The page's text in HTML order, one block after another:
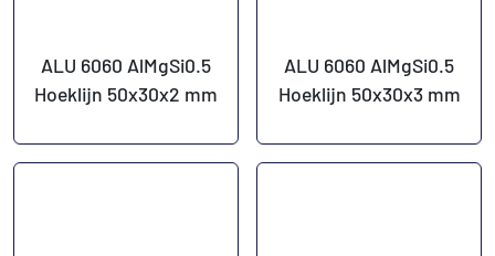
ALU 6060 AlMgSi0.5
Hoeklijn 50x30x2 mm
ALU 6060 AlMgSi0.5
Hoeklijn 50x30x3 mm